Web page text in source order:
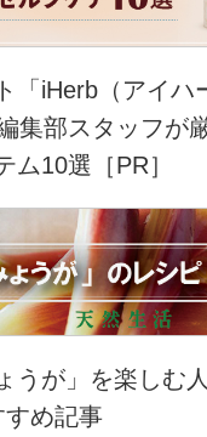
「iHerb（アイハ
集部スタッフが
ム10選［PR］
うが」を楽しむ
すめ記事